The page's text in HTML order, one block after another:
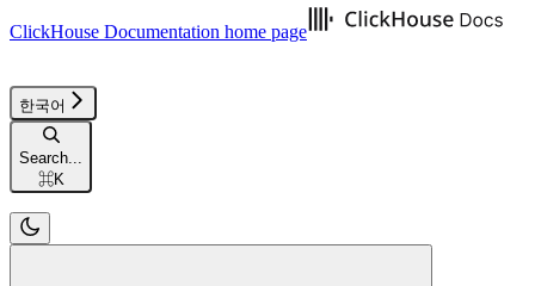
ClickHouse Documentation home page
한국어
Search...
⌘K